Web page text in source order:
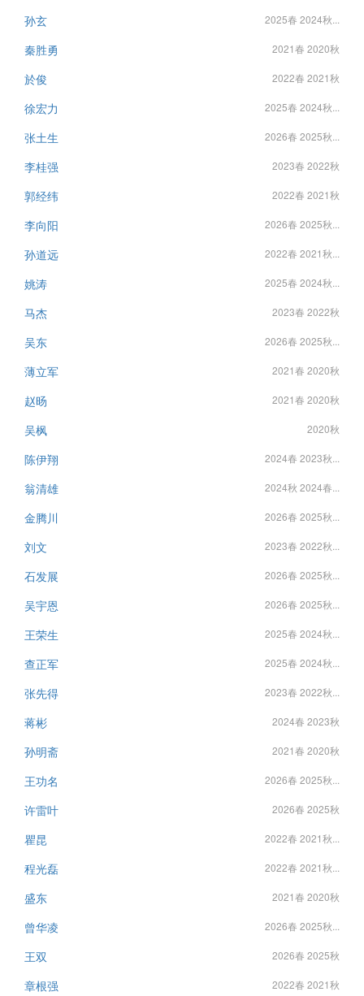
孙玄 2025春 2024秋...
秦胜勇 2021春 2020秋
於俊 2022春 2021秋
徐宏力 2025春 2024秋...
张土生 2026春 2025秋...
李桂强 2023春 2022秋
郭经纬 2022春 2021秋
李向阳 2026春 2025秋...
孙道远 2022春 2021秋...
姚涛 2025春 2024秋...
马杰 2023春 2022秋
吴东 2026春 2025秋...
薄立军 2021春 2020秋
赵旸 2021春 2020秋
吴枫 2020秋
陈伊翔 2024春 2023秋...
翁清雄 2024秋 2024春...
金腾川 2026春 2025秋...
刘文 2023春 2022秋...
石发展 2026春 2025秋...
吴宇恩 2026春 2025秋...
王荣生 2025春 2024秋...
查正军 2025春 2024秋...
张先得 2023春 2022秋...
蒋彬 2024春 2023秋
孙明斋 2021春 2020秋
王功名 2026春 2025秋...
许雷叶 2026春 2025秋
瞿昆 2022春 2021秋...
程光磊 2022春 2021秋...
盛东 2021春 2020秋
曾华凌 2026春 2025秋...
王双 2026春 2025秋
章根强 2022春 2021秋